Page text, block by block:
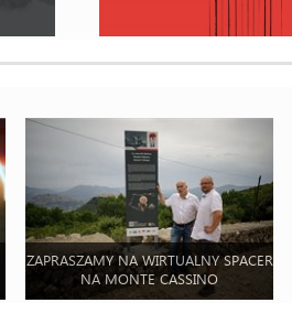
ZAPRASZAMY NA WIRTUALNY SPACER
NA MONTE CASSINO